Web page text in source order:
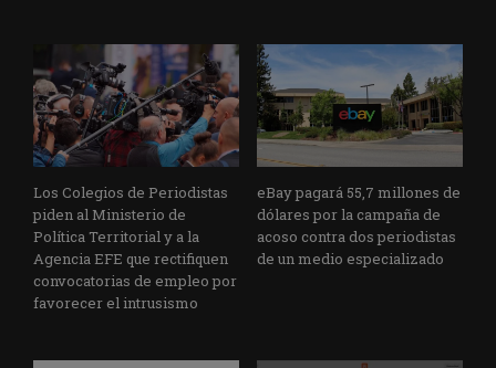
Los Colegios de Periodistas
piden al Ministerio de
Política Territorial y a la
Agencia EFE que rectifiquen
convocatorias de empleo por
favorecer el intrusismo
eBay pagará 55,7 millones de
dólares por la campaña de
acoso contra dos periodistas
de un medio especializado